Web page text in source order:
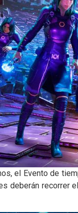
el Evento de
deberán